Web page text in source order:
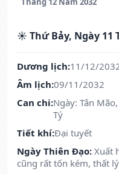
☀️ Thứ Bảy, Ngày 11
Dương lịch:11/12/
Âm lịch:09/11/2032
Can chi:Ngày: Tân
Tý
Tiết khí:Đại tuyết
Ngày Thiên Đạo: Xuất
cũng rất tốn kém, thất